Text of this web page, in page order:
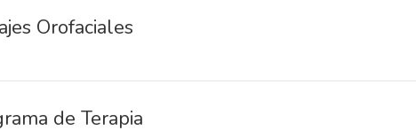
Orofaciales
de Terapia